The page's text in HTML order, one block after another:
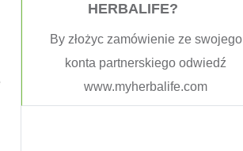
HERBALIFE?
By złożyc zamówienie ze swojego
konta partnerskiego odwiedź
www.myherbalife.com